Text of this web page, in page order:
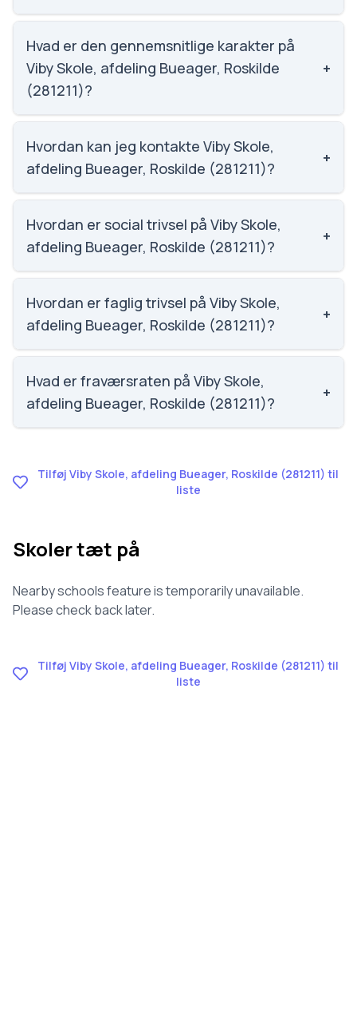
Viby Skole, afdeling Bueager, Roskilde (281211) har
202 elever, hvilket gør den til nummer 1217 ud af 3143
skoler.
Hvad er den gennemsnitlige karakter på
Viby Skole, afdeling Bueager, Roskilde
(281211)?
+
Karaktergennemsnittet på Viby Skole, afdeling
Bueager, Roskilde (281211) er 7.6, nummer 563 ud af
3143 skoler.
Hvordan kan jeg kontakte Viby Skole,
afdeling Bueager, Roskilde (281211)?
+
Email: vibyskole@roskilde.dk. Telefon: 4631 8400.
Adresse: Bueager 2. Skoleleder: Annemette
Laurberg Rosén.
Hvordan er social trivsel på Viby Skole,
afdeling Bueager, Roskilde (281211)?
+
Social trivsel på Viby Skole, afdeling Bueager,
Roskilde (281211) er 3.7 ud af 5, nummer 1415 ud af
3143 skoler. Scoren er baseret på elevernes egne
besvarelser.
Hvordan er faglig trivsel på Viby Skole,
afdeling Bueager, Roskilde (281211)?
+
Faglig trivsel på Viby Skole, afdeling Bueager,
Roskilde (281211) er 3.5 ud af 5, nummer 1096 ud af
3143 skoler. Scoren er baseret på elevernes egne
besvarelser.
Hvad er fraværsraten på Viby Skole,
afdeling Bueager, Roskilde (281211)?
+
Tilføj Viby Skole, afdeling Bueager, Roskilde (281211) til
liste
Skoler tæt på
Nearby schools feature is temporarily unavailable.
Please check back later.
Tilføj Viby Skole, afdeling Bueager, Roskilde (281211) til
liste